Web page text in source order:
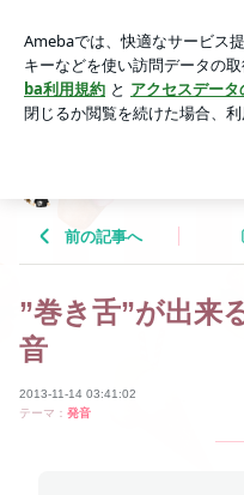
アプリをダウンロードして
ょう。
前の記事へ
”巻き舌”が出来
音
2013-11-14 03:41:02
テーマ： 発音